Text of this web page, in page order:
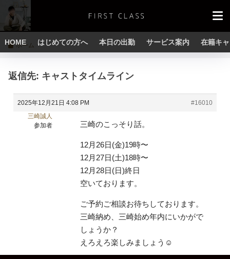
HOME はじめての方へ 本日の出勤 サービス案内 在籍キ
ホーム
返信先: キャストタイムライン
2025年12月21日 4:08 PM
#16010
三崎誠人
参加者
三崎のこっそり話。
12月26日(金)19時〜
12月27日(土)18時〜
12月28日(日)終日
空いております。
ご予約ご相談お待ちしております。
三崎納め、三崎始め年内にいかがで
しょうか？
えろえろ楽しみましょう☺︎